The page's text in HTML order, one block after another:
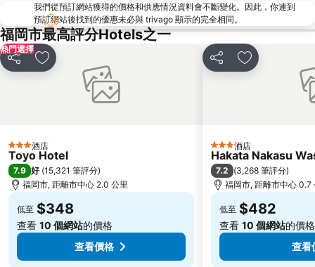
Dazaifu Tenmangu Shrine
我們從預訂網站獲得的價格和供應情況資料會不斷變化。因此，你連到
預訂網站後找到的優惠未必與 trivago 顯示的完全相同。
福岡市最高評分Hotels之一
熱門選擇
分享 放到收藏夾
3 星級酒店
Toyo Hotel
7.9 好 (15,321 筆評分)
福岡市, 距離市中心 2.0 公里
低至 $348
查看 10 個網站的價格
查看價格
分享 放到收藏夾
3 星級酒店
Hakata Nakasu
7.2 (3,268 筆評分)
福岡市, 距離市中心 0.7
低至 $482
查看 10 個網站的價格
查看